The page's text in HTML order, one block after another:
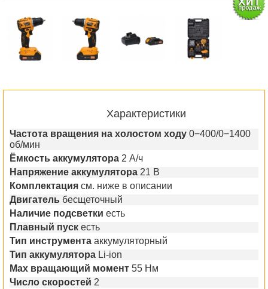
Характеристики
Частота вращения на холостом ходу 0−400/0−1400
об/мин
Ёмкость аккумулятора 2 А/ч
Напряжение аккумулятора 21 В
Комплектация см. ниже в описании
Двигатель бесщеточный
Наличие подсветки есть
Плавный пуск есть
Тип инструмента аккумуляторный
Тип аккумулятора Li-ion
Max вращающий момент 55 Нм
Число скоростей 2